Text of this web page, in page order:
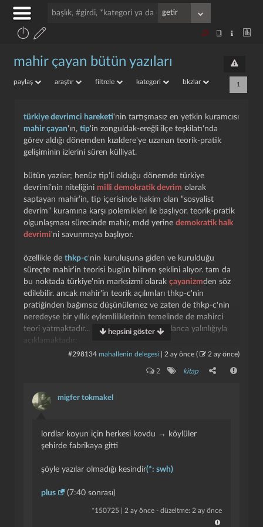
mahir çayan bütün yazıları
paylaş araştır filtrele kategori bkzlar 1
türkiye devrimci hareketi'nin tartışmasız en yetkin kuramcısı
mahir çayan'ın, tip'in zonguldak-ereğli ilçe teşkilatı'nda
görev aldığı dönemden kızıldere'ye uzanan teorik-pratik
gelişiminin izlerini süren külliyat.
bütün yazılar; henüz tip’li olduğu dönemde türkiye
devrimi’nin niteliğini milli demokratik devrim olarak
saptayan mahir’in, tip içerisinde hakim olan “sosyalist
devrim” kuramına karşı polemikleri ile başlıyor. teorik-pratik
olgunlaşması sürecinde mahir, mdd yerine demokratik halk
devrimi'ni savunmaya başlıyor.
özellikle de thkp-c'nin kuruluşuna giden ve kurulduğu
süreçte mahir'in teorisi bugün bilinen şeklini alıyor. tam da
bu noktada türkiye'nin marksizmi olarak çayanizmden söz
edilebilir. ancak mahir'in teorik açılımları thkp-c'nin
pratiğinden bağımsız düşünülemez ve zaten de thkp-c'nin
neredeyse bir yıllık eylemliliklerinin temelinde de mahirci
teori yatmaktadır... mahir de bu gerçeği olanca yalınlığıyla
açıklamaktadır:
hareketinin trafik polisliğini yapmak için okuyup
türkiye'sinde devrim yapmak için marksizmi öğreniyoruz!”
bir zemine geçmiş olsa da mahir çayan'ın devrimci kuramı,
baştan sona bütünlük ve tutarlılık içinde bir teorik
unsurlar, birbirini örümcek ağı gibi saran parçalardır. açalım:
sözgelimi emperyalizmin üçüncü bunalım dönemi
hepsini göster
#298134 mahallenin delegesi 2 ay önce ( 2 ay önce)
2 kitap
migfer tokmakel
lordlar koyun için herkesi kovdu → köylüler
şehirde fabrikaya gitti
şöyle yazılar olmadığı kesindir(*: swh)
plus (7:40 sonrası)
*150725 2 ay önce - düzeltme: 2 ay önce